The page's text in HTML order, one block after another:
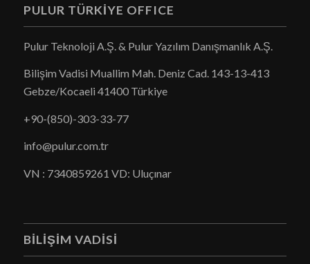
PULUR TÜRKIYE OFFICE
Pulur Teknoloji A.Ş. & Pulur Yazılım Danışmanlık A.Ş.
Bilişim Vadisi Muallim Mah. Deniz Cad. 143-13-413
Gebze/Kocaeli 41400 Türkiye
+90-(850)-303-33-77
info@pulur.com.tr
VN : 7340859261 VD: Uluçınar
BILIŞIM VADISI